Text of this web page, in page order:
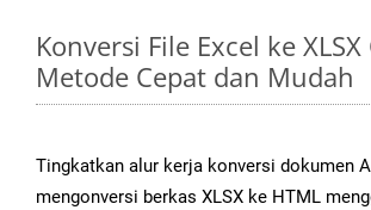
Konversi File Excel ke
Metode Cepat dan Mudah
Tingkatkan alur kerja konversi dokumen
mengonversi berkas XLSX ke HTML